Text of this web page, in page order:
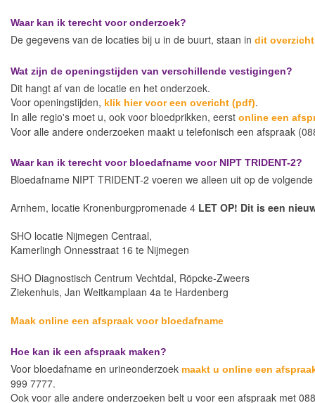
Waar kan ik terecht voor onderzoek?
De gegevens van de locaties bij u in de buurt, staan in dit
Wat zijn de openingstijden van verschillende vestigingen?
Dit hangt af van de locatie en het onderzoek.
Voor openingstijden, klik hier voor een overicht (pdf).
In alle regio's moet u, ook voor bloedprikken, eerst online een
Voor alle andere onderzoeken maakt u telefonisch een afspraak
Waar kan ik terecht voor bloedafname voor NIPT TRIDENT-2?
Bloedafname NIPT TRIDENT-2 voeren we alleen uit op de
Arnhem, locatie Kronenburgpromenade 4 LET OP! Dit is een
SHO locatie Nijmegen Centraal,
Kamerlingh Onnesstraat 16 te Nijmegen
SHO Diagnostisch Centrum Vechtdal, Röpcke-Zweers
Ziekenhuis, Jan Weitkamplaan 4a te Hardenberg
Maak online een afspraak voor bloedafname
Hoe kan ik een afspraak maken?
Voor bloedafname en urineonderzoek maakt u online een
999 7777.
Ook voor alle andere onderzoeken belt u voor een afspraak met